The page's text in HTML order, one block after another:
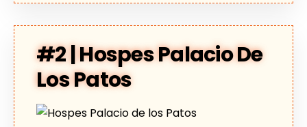
#2 | Hospes Palacio De
Los Patos